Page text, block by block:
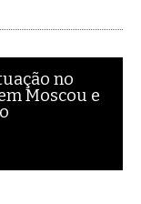
no
Moscou e